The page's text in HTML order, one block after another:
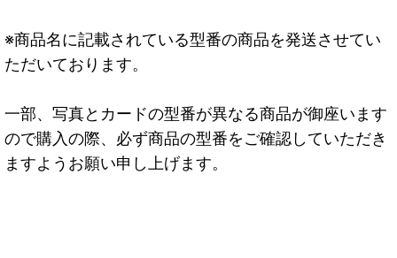
※商品名に記載されている型番の商品を発送させてい
ただいております。
一部、写真とカードの型番が異なる商品が御座います
ので購入の際、必ず商品の型番をご確認していただき
ますようお願い申し上げます。